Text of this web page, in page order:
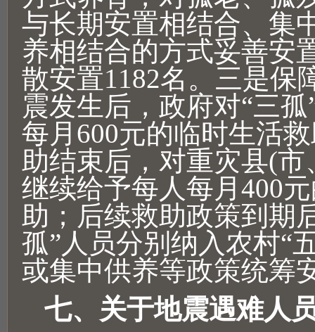
与长期安置相结合、集
养相结合的方式妥善安
散安置1182名。三是保
震发生后，政府对“三
每月600元的临时生活
助结束后，对重灾县(市
继续给予每人每月400
助；后续救助政策到期
孤”人员分别纳入农村“
或集中供养等政策统筹
七、关于地震遇难人